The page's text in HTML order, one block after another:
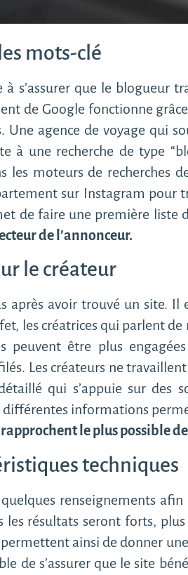
mots-clé
à s’assurer que le blogueur
de Google fonctionne
Une agence de voyage qui
à une recherche de type
les moteurs de recherches
sur Instagram pour
de faire une première liste
de l’annonceur.
le créateur
après avoir trouvé un site.
les créatrices qui parlent
peuvent être plus
Les créateurs ne
qui s’appuie sur des
informations
le plus possible
techniques
renseignements afin
les résultats seront forts,
ainsi de donner
de s’assurer que le site